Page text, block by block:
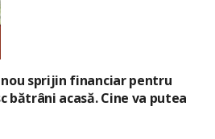
sprijin financiar pentru
acasă. Cine va putea